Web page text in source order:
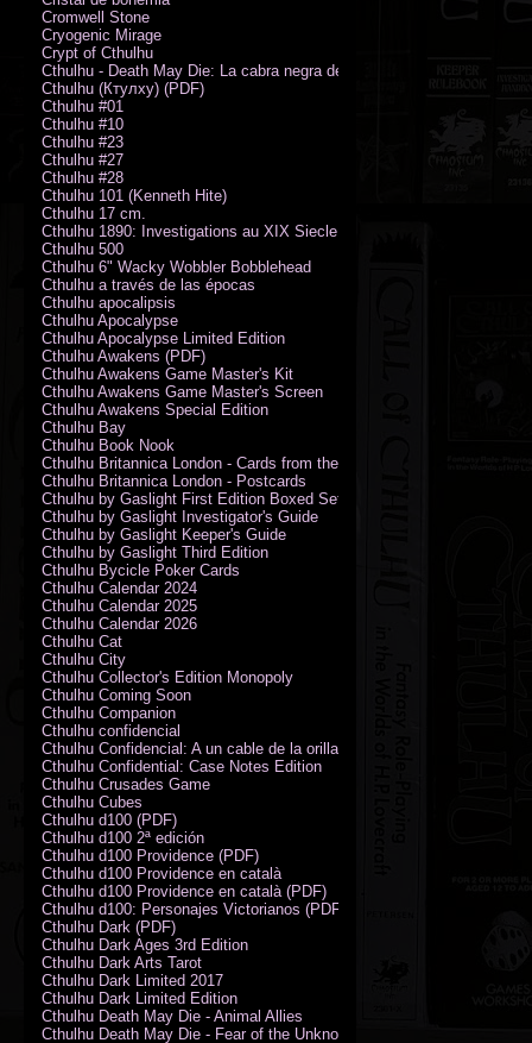
Cromwell Stone
Cryogenic Mirage
Crypt of Cthulhu
Cthulhu - Death May Die: La cabra negra de los bosques
Cthulhu (Ктулху) (PDF)
Cthulhu #01
Cthulhu #10
Cthulhu #23
Cthulhu #27
Cthulhu #28
Cthulhu 101 (Kenneth Hite)
Cthulhu 17 cm.
Cthulhu 1890: Investigations au XIX Siecle
Cthulhu 500
Cthulhu 6" Wacky Wobbler Bobblehead
Cthulhu a través de las épocas
Cthulhu apocalipsis
Cthulhu Apocalypse
Cthulhu Apocalypse Limited Edition
Cthulhu Awakens (PDF)
Cthulhu Awakens Game Master's Kit
Cthulhu Awakens Game Master's Screen
Cthulhu Awakens Special Edition
Cthulhu Bay
Cthulhu Book Nook
Cthulhu Britannica London - Cards from the Smoke
Cthulhu Britannica London - Postcards
Cthulhu by Gaslight First Edition Boxed Set
Cthulhu by Gaslight Investigator's Guide
Cthulhu by Gaslight Keeper's Guide
Cthulhu by Gaslight Third Edition
Cthulhu Bycicle Poker Cards
Cthulhu Calendar 2024
Cthulhu Calendar 2025
Cthulhu Calendar 2026
Cthulhu Cat
Cthulhu City
Cthulhu Collector's Edition Monopoly
Cthulhu Coming Soon
Cthulhu Companion
Cthulhu confidencial
Cthulhu Confidencial: A un cable de la orilla (PDF)
Cthulhu Confidential: Case Notes Edition
Cthulhu Crusades Game
Cthulhu Cubes
Cthulhu d100 (PDF)
Cthulhu d100 2ª edición
Cthulhu d100 Providence (PDF)
Cthulhu d100 Providence en català
Cthulhu d100 Providence en català (PDF)
Cthulhu d100: Personajes Victorianos (PDF)
Cthulhu Dark (PDF)
Cthulhu Dark Ages 3rd Edition
Cthulhu Dark Arts Tarot
Cthulhu Dark Limited 2017
Cthulhu Dark Limited Edition
Cthulhu Death May Die - Animal Allies
Cthulhu Death May Die - Fear of the Unknown